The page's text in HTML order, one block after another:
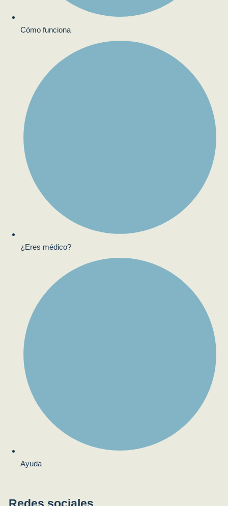
Cómo funciona
¿Eres médico?
Ayuda